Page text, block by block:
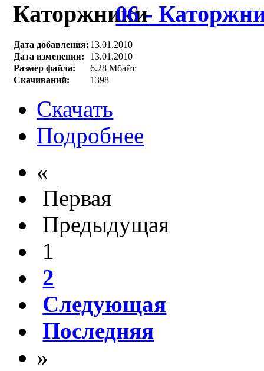
06 -
Дата добавления: 13.01.2010
Дата изменения:
13.01.2010
Размер файла:
6.28 Мбайт
Скачиваний:
1398
Скачать
Подробнее
«
Первая
Предыдущая
1
2
Следующая
Последняя
»